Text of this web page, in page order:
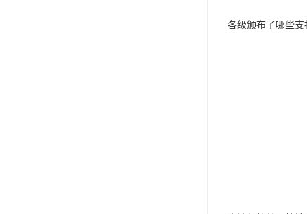
各级颁布了哪些